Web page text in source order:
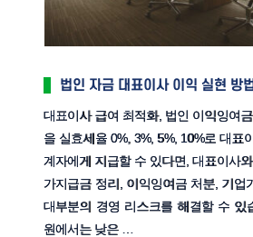
법인 자금 대표이사 이익 실현 방
대표이사 급여 최적화, 법인 이익잉여
을 실효세율 0%, 3%, 5%, 10%로 대표
계자에게 지급할 수 있다면, 대표이사
가지급금 정리, 이익잉여금 처분, 기업
대부분의 경영 리스크를 해결할 수 있
원에서는 낮은 …